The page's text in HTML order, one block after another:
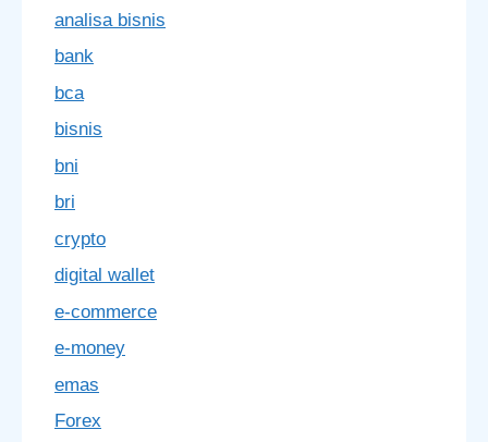
analisa bisnis
bank
bca
bisnis
bni
bri
crypto
digital wallet
e-commerce
e-money
emas
Forex